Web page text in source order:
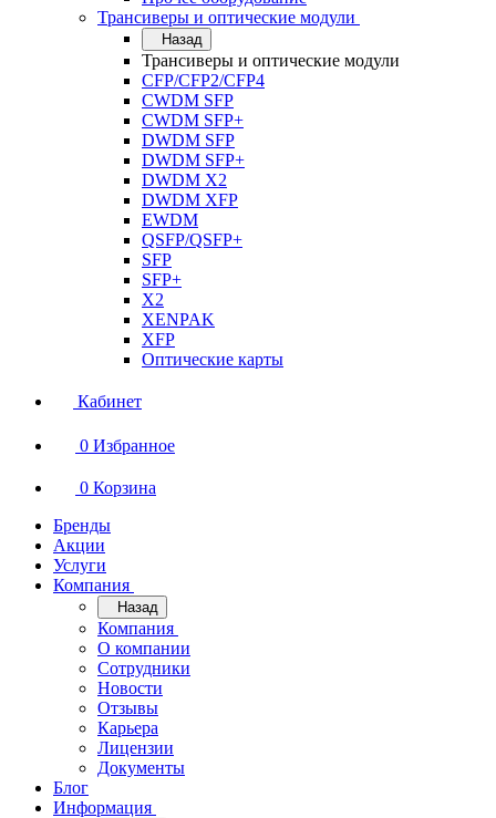
Трансиверы и оптические модули
Назад
Трансиверы и оптические модули
CFP/CFP2/CFP4
CWDM SFP
CWDM SFP+
DWDM SFP
DWDM SFP+
DWDM X2
DWDM XFP
EWDM
QSFP/QSFP+
SFP
SFP+
X2
XENPAK
XFP
Оптические карты
Кабинет
0 Избранное
0 Корзина
Бренды
Акции
Услуги
Компания
Назад
Компания
О компании
Сотрудники
Новости
Отзывы
Карьера
Лицензии
Документы
Блог
Информация